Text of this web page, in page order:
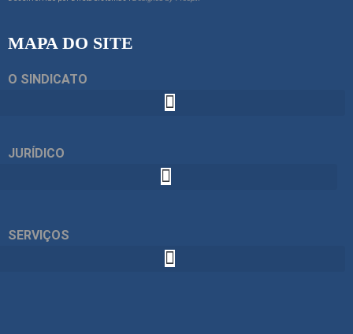
MAPA DO SITE
O SINDICATO
JURÍDICO
SERVIÇOS